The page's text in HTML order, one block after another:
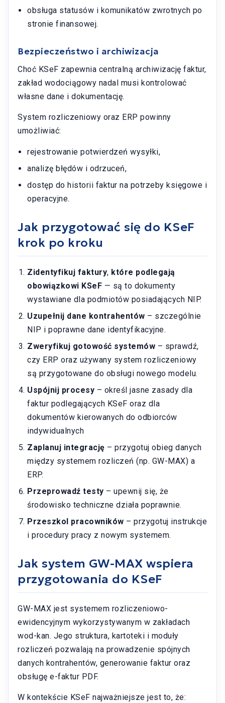
obsługa statusów i komunikatów zwrotnych po
stronie finansowej.
Bezpieczeństwo i archiwizacja
Choć KSeF zapewnia centralną archiwizację faktur,
zakład wodociągowy nadal musi kontrolować
własne dane i dokumentację.
System rozliczeniowy oraz ERP powinny
umożliwiać:
rejestrowanie potwierdzeń wysyłki,
analizę błędów i odrzuceń,
dostęp do historii faktur na potrzeby księgowe i
operacyjne.
Jak przygotować się do KSeF
krok po kroku
Zidentyfikuj faktury, które podlegają
obowiązkowi KSeF — są to dokumenty
wystawiane dla podmiotów posiadających NIP.
Uzupełnij dane kontrahentów – szczególnie
NIP i poprawne dane identyfikacyjne.
Zweryfikuj gotowość systemów – sprawdź,
czy ERP oraz używany system rozliczeniowy
są przygotowane do obsługi nowego modelu.
Uspójnij procesy – określ jasne zasady dla
faktur podlegających KSeF oraz dla
dokumentów kierowanych do odbiorców
indywidualnych
Zaplanuj integrację – przygotuj obieg danych
między systemem rozliczeń (np. GW-MAX) a
ERP.
Przeprowadź testy – upewnij się, że
środowisko techniczne działa poprawnie.
Przeszkol pracowników – przygotuj instrukcje
i procedury pracy z nowym systemem.
Jak system GW-MAX wspiera
przygotowania do KSeF
GW-MAX jest systemem rozliczeniowo-
ewidencyjnym wykorzystywanym w zakładach
wod-kan. Jego struktura, kartoteki i moduły
rozliczeń pozwalają na prowadzenie spójnych
danych kontrahentów, generowanie faktur oraz
obsługę e-faktur PDF.
W kontekście KSeF najważniejsze jest to, że: